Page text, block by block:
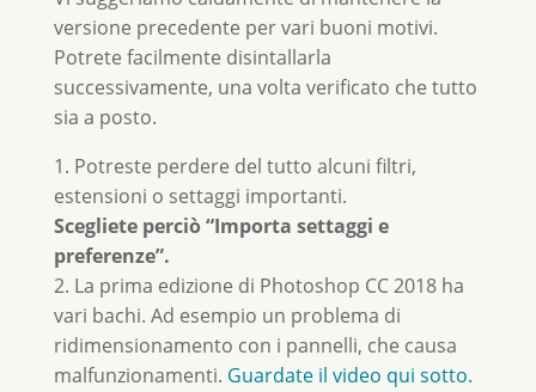
versione precedente per vari buoni motivi.
Potrete facilmente disintallarla
successivamente, una volta verificato che tutto
sia a posto.
1. Potreste perdere del tutto alcuni filtri,
estensioni o settaggi importanti.
Scegliete perciò “Importa settaggi e
preferenze”.
2. La prima edizione di Photoshop CC 2018 ha
vari bachi. Ad esempio un problema di
ridimensionamento con i pannelli, che causa
malfunzionamenti. Guardate il video qui sotto.